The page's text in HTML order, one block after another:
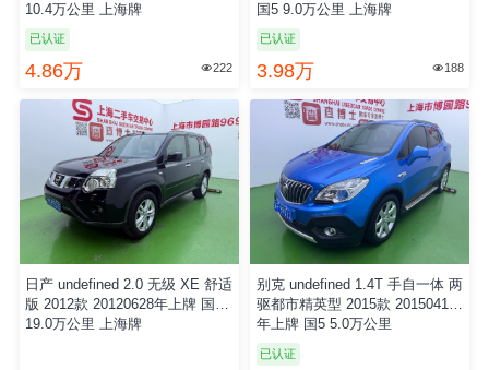
10.4万公里 上海牌
已认证
4.86万 222
国5 9.0万公里 上海牌
已认证
3.98万  188
日产 undefined 2.0 无级 XE 舒适
版 2012款 20120628年上牌 国4
19.0万公里 上海牌
别克 undefined 1.4T 手自一体 两
驱都市精英型 2015款 20150415
年上牌 国5 5.0万公里
已认证